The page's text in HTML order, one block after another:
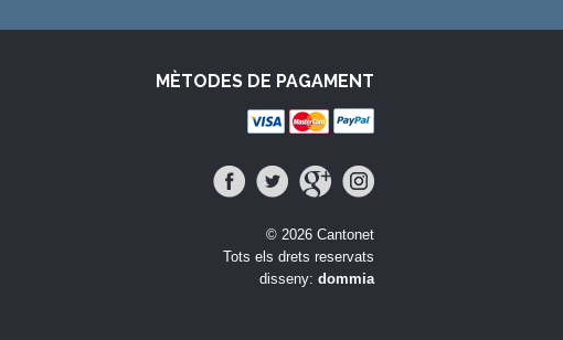
MÈTODES DE PAGAMENT
© 2026 Cantonet
Tots els drets reservats
disseny: dommia